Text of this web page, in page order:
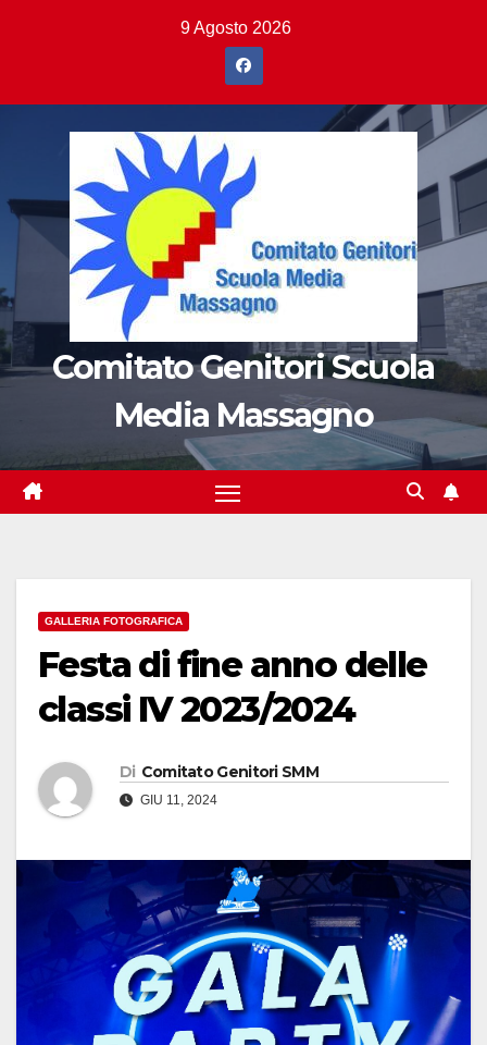
9 Agosto 2026
Comitato Genitori Scuola
Media Massagno
GALLERIA FOTOGRAFICA
Festa di fine anno delle
classi IV 2023/2024
Di Comitato Genitori SMM
GIU 11, 2024